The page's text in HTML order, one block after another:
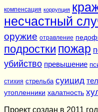
компенсация коррупция
несчастный
оружие отравление
подростки пожар
убийство превышение
стихия стрельба суицид
утопленники халатность
Проект создан в 2011